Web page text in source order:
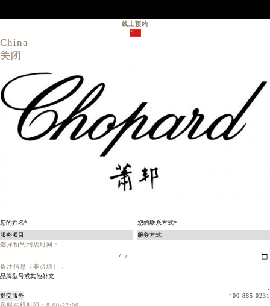
线上预约
China
关闭
选择预约到店时间：
备注信息（非必填）：
提交服务
400-885-0231